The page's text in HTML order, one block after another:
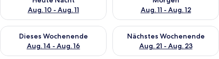
Aug. 10 - Aug. 11
Aug. 11 - Aug. 12
Dieses Wochenende
Aug. 14 - Aug. 16
Überprüfe die Verfügbarkeit für dieses Wochenende, Aug. 14
Nächstes Wochenende
Aug. 21 - Aug. 23
Überprüfe die Verfügbarkeit